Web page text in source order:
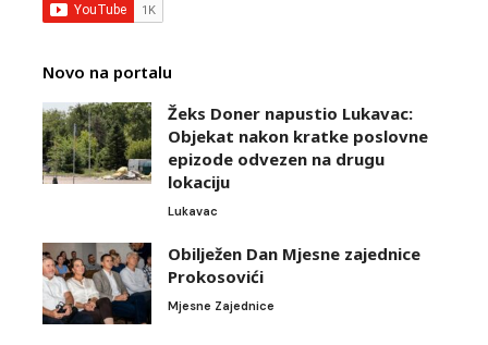
Novo na portalu
Žeks Doner napustio Lukavac:
Objekat nakon kratke poslovne
epizode odvezen na drugu
lokaciju
Lukavac
Obilježen Dan Mjesne zajednice
Prokosovići
Mjesne Zajednice